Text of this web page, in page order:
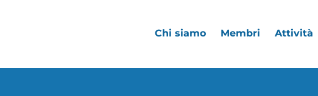
Chi siamo Membri Attività